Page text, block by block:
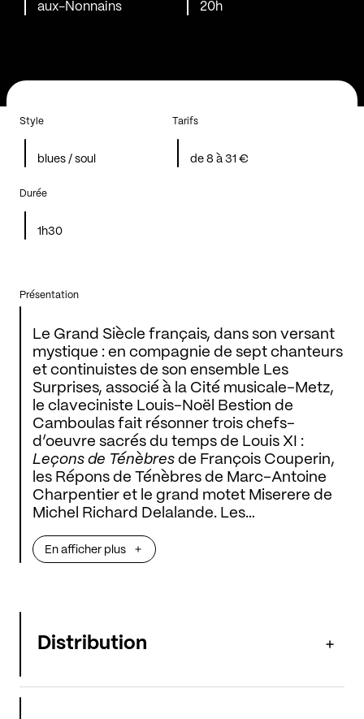
aux-Nonnains
20h
Style
blues / soul
Tarifs
de 8 à 31 €
Durée
1h30
Présentation
Le Grand Siècle français, dans son versant
mystique : en compagnie de sept chanteurs
et continuistes de son ensemble Les
Surprises, associé à la Cité musicale-Metz,
le claveciniste Louis-Noël Bestion de
Camboulas fait résonner trois chefs-
d’oeuvre sacrés du temps de Louis XI :
Leçons de Ténèbres de François Couperin,
les Répons de Ténèbres de Marc-Antoine
Charpentier et le grand motet Miserere de
Michel Richard Delalande. Les
meilleur de leur inspiration pour ces liturgies
en musique, à la gravité recueillie – que la
En afficher plus
Distribution